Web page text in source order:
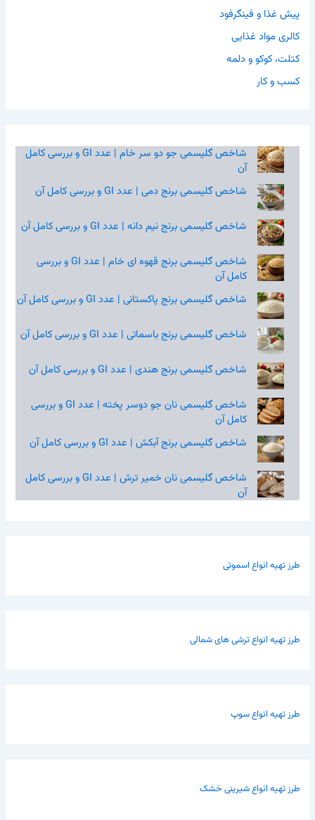
پیش غذا و فینگرفود
کالری مواد غذایی
کتلت، کوکو و دلمه
کسب و کار
شاخص گلیسمی جو دو سر خام | عدد GI و بررسی کامل
آن
شاخص گلیسمی برنج دمی | عدد GI و بررسی کامل آن
شاخص گلیسمی برنج نیم‌ دانه | عدد GI و بررسی کامل آن
شاخص گلیسمی برنج قهوه‌ ای خام | عدد GI و بررسی
کامل آن
شاخص گلیسمی برنج پاکستانی | عدد GI و بررسی کامل آن
شاخص گلیسمی برنج باسماتی | عدد GI و بررسی کامل آن
شاخص گلیسمی برنج هندی | عدد GI و بررسی کامل آن
شاخص گلیسمی نان جو دوسر پخته | عدد GI و بررسی
کامل آن
شاخص گلیسمی برنج آبکش | عدد GI و بررسی کامل آن
شاخص گلیسمی نان خمیر ترش | عدد GI و بررسی کامل
آن
طرز تهیه انواع اسموتی
طرز تهیه انواع ترشی های شمالی
طرز تهیه انواع سوپ
طرز تهیه انواع شیرینی خشک